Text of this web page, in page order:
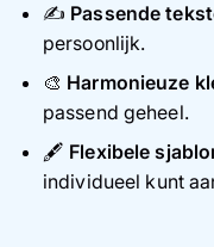
✍️ Passende
persoonlijk.
🎨 Harmonieuze
passend geheel.
🖋️ Flexibele
individueel kunt